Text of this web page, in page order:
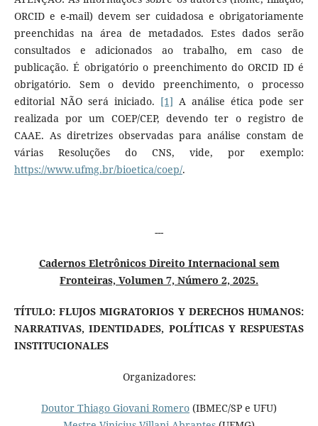
ORCID e e-mail) devem ser cuidadosa e obrigatoriamente
preenchidas na área de metadados. Estes dados serão
consultados e adicionados ao trabalho, em caso de
publicação. É obrigatório o preenchimento do ORCID ID é
obrigatório. Sem o devido preenchimento, o processo
editorial NÃO será iniciado. [1] A análise ética pode ser
realizada por um COEP/CEP, devendo ter o registro de
CAAE. As diretrizes observadas para análise constam de
várias Resoluções do CNS, vide, por exemplo:
https://www.ufmg.br/bioetica/coep/.
---
Cadernos Eletrônicos Direito Internacional sem
Fronteiras, Volumen 7, Número 2, 2025.
TÍTULO:FLUJOS MIGRATORIOS Y DERECHOS HUMANOS:
NARRATIVAS, IDENTIDADES, POLÍTICAS Y RESPUESTAS
INSTITUCIONALES
Organizadores:
Doutor Thiago Giovani Romero (IBMEC/SP e UFU)